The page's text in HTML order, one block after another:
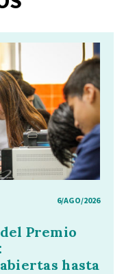
6/AGO/2026
Premio
hasta